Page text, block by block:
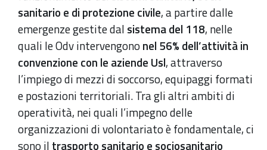
sanitario e di protezione civile, a partire dalle
emergenze gestite dal sistema del 118, nelle
quali le Odv intervengononel 56% dell’attività in
convenzione con le aziende Usl, attraverso
l’impiego di mezzi di soccorso, equipaggi formati
e postazioni territoriali. Tra gli altri ambiti di
operatività, nei quali l’impegno delle
organizzazioni di volontariato è fondamentale, ci
sono il trasporto sanitario e sociosanitario